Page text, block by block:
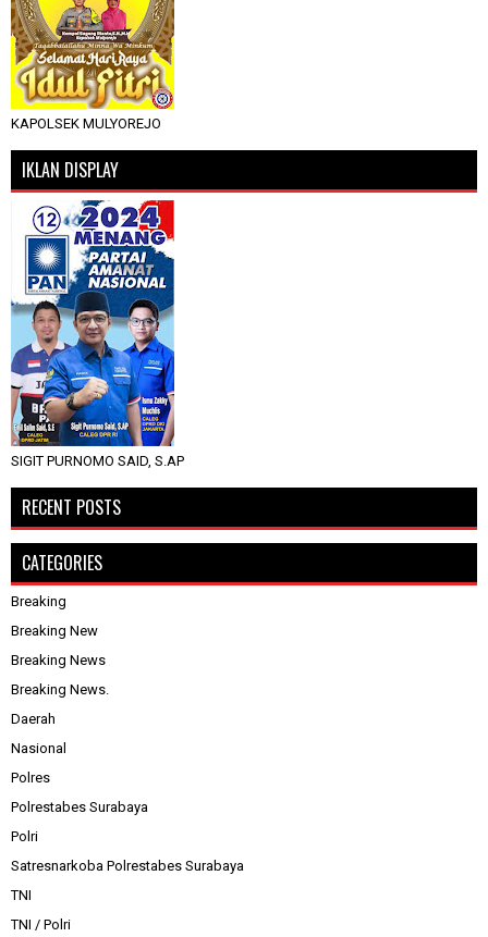
KAPOLSEK MULYOREJO
IKLAN DISPLAY
SIGIT PURNOMO SAID, S.AP
RECENT POSTS
CATEGORIES
Breaking
Breaking New
Breaking News
Breaking News.
Daerah
Nasional
Polres
Polrestabes Surabaya
Polri
Satresnarkoba Polrestabes Surabaya
TNI
TNI / Polri